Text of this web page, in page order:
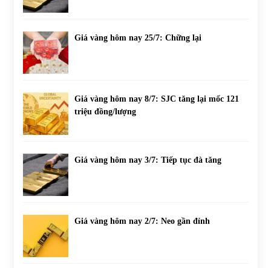
Giá vàng hôm nay 25/7: Chững lại
Giá vàng hôm nay 8/7: SJC tăng lại mốc 121
triệu đồng/lượng
Giá vàng hôm nay 3/7: Tiếp tục đà tăng
Giá vàng hôm nay 2/7: Neo gần đỉnh